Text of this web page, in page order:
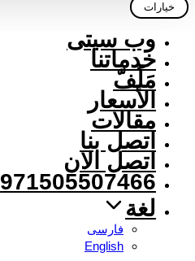
خيارات
وب سیتی
خدماتنا
مَلَفّ
الأسعار
مقالات
اتصل بنا
اتصل الان
971505507466+
لغة
فارسی
English